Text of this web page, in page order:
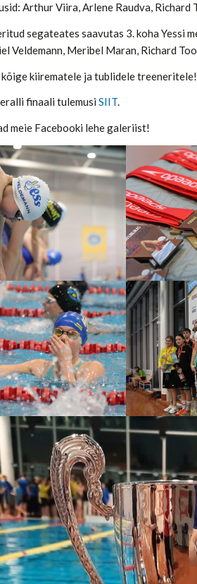
Arthur Viira, Arlene Raudva, Richard
segateates saavutas 3. koha Yessi
Veldemann, Meribel Maran, Richard
kiirematele ja tublidele treeneritele!
finaali tulemusiSIIT.
meie Facebooki lehe galeriist!